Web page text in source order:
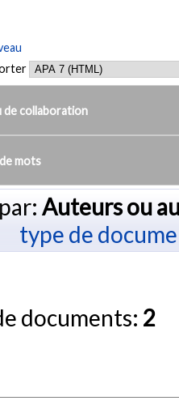
de collaboration
mots
Auteurs ou
type de
documents: 2